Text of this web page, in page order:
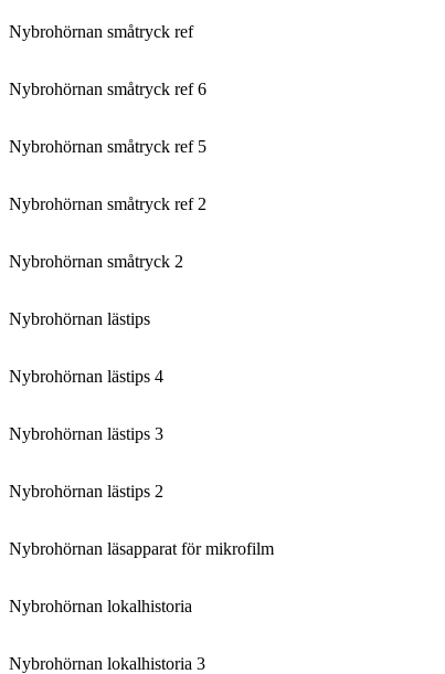
Nybrohörnan småtryck ref
Nybrohörnan småtryck ref 6
Nybrohörnan småtryck ref 5
Nybrohörnan småtryck ref 2
Nybrohörnan småtryck 2
Nybrohörnan lästips
Nybrohörnan lästips 4
Nybrohörnan lästips 3
Nybrohörnan lästips 2
Nybrohörnan läsapparat för mikrofilm
Nybrohörnan lokalhistoria
Nybrohörnan lokalhistoria 3